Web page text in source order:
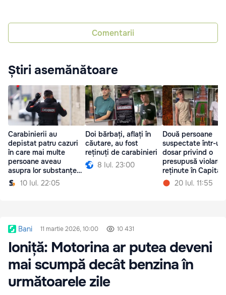
Comentarii
Știri asemănătoare
Carabinierii au
depistat patru cazuri
în care mai multe
persoane aveau
asupra lor substanțe
suspecte
10 Iul. 22:05
Doi bărbați, aflați în
căutare, au fost
reținuți de carabinieri
8 Iul. 23:00
Două persoane
suspectate într-un
dosar privind o
presupusă violare,
reținute în Capitală
20 Iul. 11:55
Bani 11 martie 2026, 10:00 10 431
Ioniță: Motorina ar putea deveni
mai scumpă decât benzina în
următoarele zile